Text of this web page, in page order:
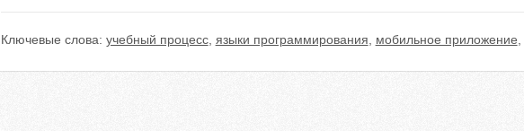
Ключевые слова: учебный процесс, языки программирования мобильное приложение